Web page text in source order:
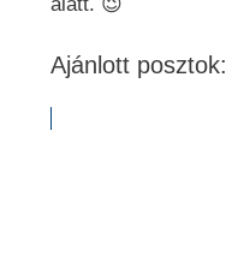
alatt. 😉
Ajánlott posztok: